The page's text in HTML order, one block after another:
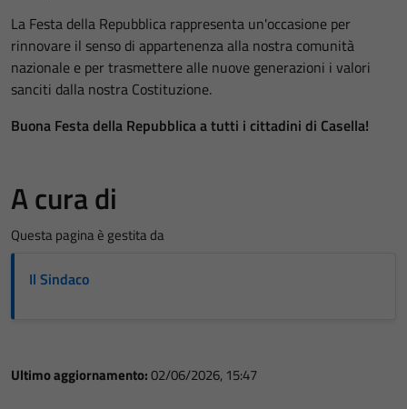
La Festa della Repubblica rappresenta un'occasione per
rinnovare il senso di appartenenza alla nostra comunità
nazionale e per trasmettere alle nuove generazioni i valori
sanciti dalla nostra Costituzione.
Buona Festa della Repubblica a tutti i cittadini di Casella!
A cura di
Questa pagina è gestita da
Il Sindaco
Ultimo aggiornamento:02/06/2026, 15:47